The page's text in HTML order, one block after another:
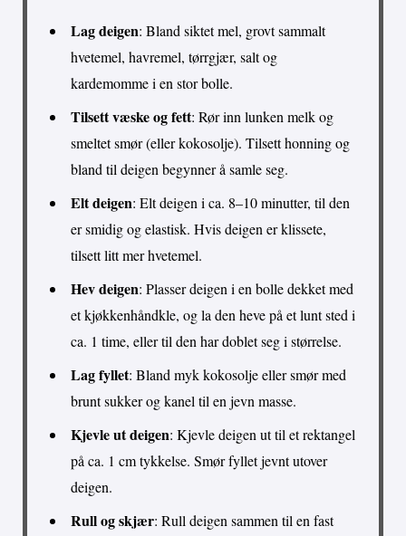
Lag deigen: Bland siktet mel, grovt sammalt
hvetemel, havremel, tørrgjær, salt og
kardemomme i en stor bolle.
Tilsett væske og fett: Rør inn lunken melk og
smeltet smør (eller kokosolje). Tilsett honning og
bland til deigen begynner å samle seg.
Elt deigen: Elt deigen i ca. 8–10 minutter, til den
er smidig og elastisk. Hvis deigen er klissete,
tilsett litt mer hvetemel.
Hev deigen: Plasser deigen i en bolle dekket med
et kjøkkenhåndkle, og la den heve på et lunt sted i
ca. 1 time, eller til den har doblet seg i størrelse.
Lag fyllet: Bland myk kokosolje eller smør med
brunt sukker og kanel til en jevn masse.
Kjevle ut deigen: Kjevle deigen ut til et rektangel
på ca. 1 cm tykkelse. Smør fyllet jevnt utover
deigen.
Rull og skjær: Rull deigen sammen til en fast